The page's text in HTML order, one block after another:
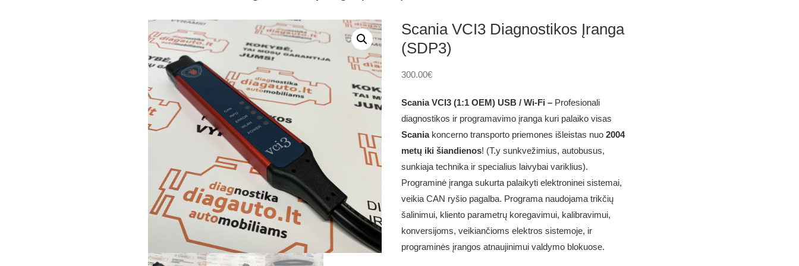
Scania VCI3 Diagnostikos Įranga
(SDP3)
300.00€
Scania VCI3 (1:1 OEM) USB / Wi-Fi – Profesionali
diagnostikos ir programavimo įranga kuri palaiko visas
Scaniakoncerno transporto priemones išleistas nuo 2004
metų iki šiandienos! (T.y sunkvežimius, autobusus,
sunkiaja technika ir specialius laivybai variklius).
Programinė įranga sukurta palaikyti elektroninei sistemai,
veikia CAN ryšio pagalba. Programa naudojama trikčių
šalinimui, kliento parametrų koregavimui, kalibravimui,
konversijoms, veikiančioms elektros sistemoje, ir
programinės įrangos atnaujinimui valdymo blokuose.